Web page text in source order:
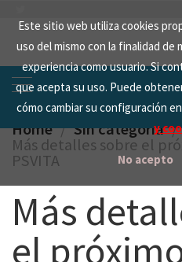
Este sitio web utiliza cookies
uso del mismo con la finalidad
experiencia como usuario. Si
que acepta su uso. Puede
cómo cambiar su configuración
y
No acepto
content
Home Sin categoría
Más detalles sobre el
PSVITA
Más
el